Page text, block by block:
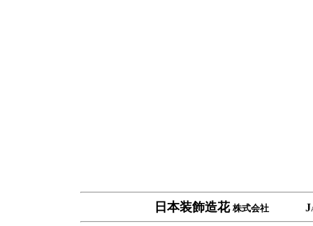
日本装飾造花 株式会社 J